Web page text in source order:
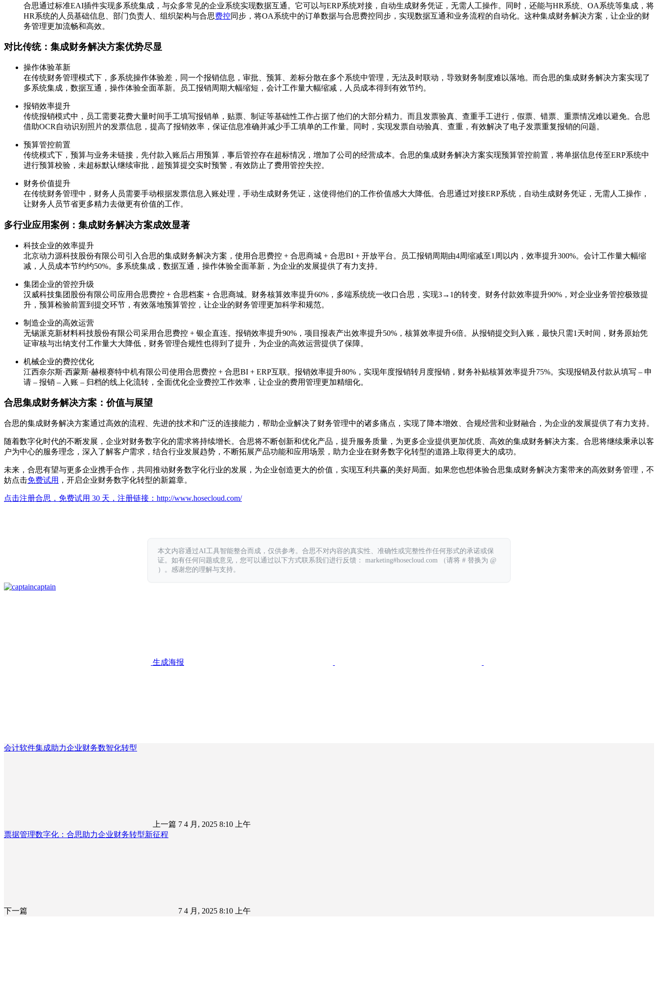
合思通过标准EAI插件实现多系统集成，与众多常见的企业系统实现数据互通。它可以与ERP系统对接，自动生成财务凭证，无需人工操作。同时，还能与HR系统、OA系统等集成，将
HR系统的人员基础信息、部门负责人、组织架构与合思费控同步，将OA系统中的订单数据与合思费控同步，实现数据互通和业务流程的自动化。这种集成财务解决方案，让企业的财
务管理更加流畅和高效。
对比传统：集成财务解决方案优势尽显
操作体验革新
在传统财务管理模式下，多系统操作体验差，同一个报销信息，审批、预算、差标分散在多个系统中管理，无法及时联动，导致财务制度难以落地。而合思的集成财务解决方案实现了
多系统集成，数据互通，操作体验全面革新。员工报销周期大幅缩短，会计工作量大幅缩减，人员成本得到有效节约。
报销效率提升
传统报销模式中，员工需要花费大量时间手工填写报销单，贴票、制证等基础性工作占据了他们的大部分精力。而且发票验真、查重手工进行，假票、错票、重票情况难以避免。合思
借助OCR自动识别照片的发票信息，提高了报销效率，保证信息准确并减少手工填单的工作量。同时，实现发票自动验真、查重，有效解决了电子发票重复报销的问题。
预算管控前置
传统模式下，预算与业务未链接，先付款入账后占用预算，事后管控存在超标情况，增加了公司的经营成本。合思的集成财务解决方案实现预算管控前置，将单据信息传至ERP系统中
进行预算校验，未超标默认继续审批，超预算提交实时预警，有效防止了费用管控失控。
财务价值提升
在传统财务管理中，财务人员需要手动根据发票信息入账处理，手动生成财务凭证，这使得他们的工作价值感大大降低。合思通过对接ERP系统，自动生成财务凭证，无需人工操作，
让财务人员节省更多精力去做更有价值的工作。
多行业应用案例：集成财务解决方案成效显著
科技企业的效率提升
北京动力源科技股份有限公司引入合思的集成财务解决方案，使用合思费控 + 合思商城 + 合思BI + 开放平台。员工报销周期由4周缩减至1周以内，效率提升300%。会计工作量大幅缩
减，人员成本节约约50%。多系统集成，数据互通，操作体验全面革新，为企业的发展提供了有力支持。
集团企业的管控升级
汉威科技集团股份有限公司应用合思费控 + 合思档案 + 合思商城。财务核算效率提升60%，多端系统统一收口合思，实现3→1的转变。财务付款效率提升90%，对企业业务管控极致提
升，预算检验前置到提交环节，有效落地预算管控，让企业的财务管理更加科学和规范。
制造企业的高效运营
无锡派克新材料科技股份有限公司采用合思费控 + 银企直连。报销效率提升90%，项目报表产出效率提升50%，核算效率提升6倍。从报销提交到入账，最快只需1天时间，财务原始凭
证审核与出纳支付工作量大大降低，财务管理合规性也得到了提升，为企业的高效运营提供了保障。
机械企业的费控优化
江西奈尔斯·西蒙斯·赫根赛特中机有限公司使用合思费控 + 合思BI + ERP互联。报销效率提升80%，实现年度报销转月度报销，财务补贴核算效率提升75%。实现报销及付款从填写 – 申
请 – 报销 – 入账 – 归档的线上化流转，全面优化企业费控工作效率，让企业的费用管理更加精细化。
合思集成财务解决方案：价值与展望
合思的集成财务解决方案通过高效的流程、先进的技术和广泛的连接能力，帮助企业解决了财务管理中的诸多痛点，实现了降本增效、合规经营和业财融合，为企业的发展提供了有力支持。
随着数字化时代的不断发展，企业对财务数字化的需求将持续增长。合思将不断创新和优化产品，提升服务质量，为更多企业提供更加优质、高效的集成财务解决方案。合思将继续秉承以客
户为中心的服务理念，深入了解客户需求，结合行业发展趋势，不断拓展产品功能和应用场景，助力企业在财务数字化转型的道路上取得更大的成功。
未来，合思有望与更多企业携手合作，共同推动财务数字化行业的发展，为企业创造更大的价值，实现互利共赢的美好局面。如果您也想体验合思集成财务解决方案带来的高效财务管理，不
妨点击免费试用 ，开启企业财务数字化转型的新篇章。
点击注册合思，免费试用 30 天，注册链接： http://www.hosecloud.com/
本文内容通过AI工具智能整合而成，仅供参考。合思不对内容的真实性、准确性或完整性作任何形式的承诺或保
证。如有任何问题或意见，您可以通过以下方式联系我们进行反馈： marketing#hosecloud.com （请将 # 替换为 @
）。感谢您的理解与支持。
captain
生成海报
会计软件集成助力企业财务数智化转型
上一篇 7 4 月, 2025 8:10 上午
票据管理数字化：合思助力企业财务转型新征程
下一篇 7 4 月, 2025 8:10 上午